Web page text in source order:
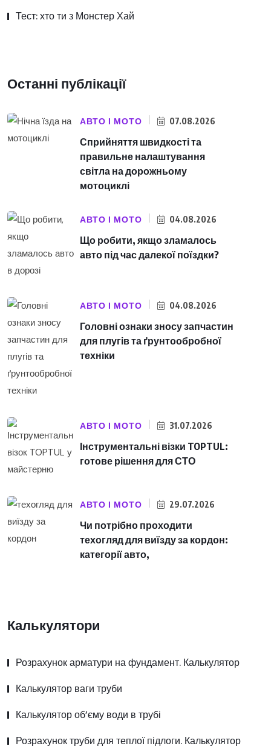
Тест: хто ти з Монстер Хай
Останні публікації
АВТО І МОТО 07.08.2026
Сприйняття швидкості та
правильне налаштування
світла на дорожньому
мотоциклі
АВТО І МОТО 04.08.2026
Що робити, якщо зламалось
авто під час далекої поїздки?
АВТО І МОТО 04.08.2026
Головні ознаки зносу запчастин
для плугів та ґрунтообробної
техніки
АВТО І МОТО 31.07.2026
Інструментальні візки TOPTUL:
готове рішення для СТО
АВТО І МОТО 29.07.2026
Чи потрібно проходити
техогляд для виїзду за кордон:
категорії авто,
Калькулятори
Розрахунок арматури на фундамент. Калькулятор
Калькулятор ваги труби
Калькулятор об’єму води в трубі
Розрахунок труби для теплої підлоги. Калькулятор